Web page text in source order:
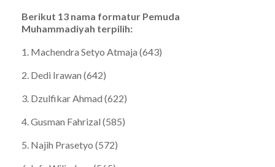
Berikut 13 nama formatur Pemuda
Muhammadiyah terpilih:
1. Machendra Setyo Atmaja (643)
2. Dedi Irawan (642)
3. Dzulfikar Ahmad (622)
4. Gusman Fahrizal (585)
5. Najih Prasetyo (572)